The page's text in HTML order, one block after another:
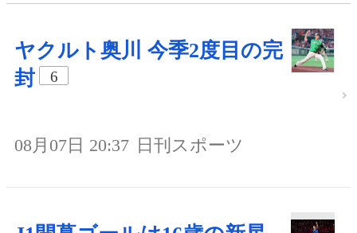
ヤクルト奥川 今季2度目の完
封
6
08月07日 20:37 日刊スポーツ